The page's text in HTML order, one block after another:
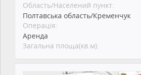
Область/Населений пункт:
Полтавська область/Кременчук
Операція:
Аренда
Загальна площа(кв.м):